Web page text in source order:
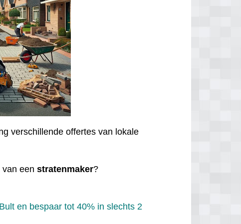
verschillende offertes van lokale
van eenstratenmaker?
en bespaar tot 40% in slechts 2